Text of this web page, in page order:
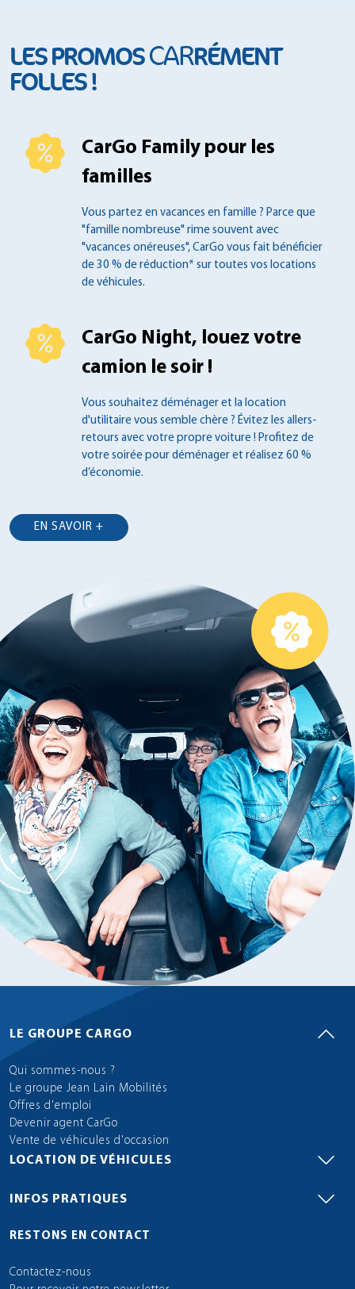
LES PROMOSCARRÉMENT
FOLLES !
CarGo Family pour les
familles
Vous partez en vacances en famille ? Parce que
"famille nombreuse" rime souvent avec
"vacances onéreuses", CarGo vous fait bénéficier
de 30 % de réduction* sur toutes vos locations
de véhicules.
CarGo Night, louez votre
camion le soir !
Vous souhaitez déménager et la location
d'utilitaire vous semble chère ? Évitez les allers-
retours avec votre propre voiture ! Profitez de
votre soirée pour déménager et réalisez 60 %
d’économie.
EN SAVOIR +
LE GROUPE CARGO
Qui sommes-nous ?
Le groupe Jean Lain Mobilités
Offres d'emploi
Devenir agent CarGo
Vente de véhicules d'occasion
LOCATION DE VÉHICULES
INFOS PRATIQUES
RESTONS EN CONTACT
Contactez-nous